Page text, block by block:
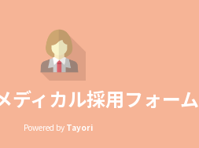
ディカル採用フォーム
Powered by Tayori